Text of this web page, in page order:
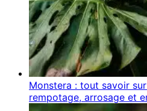
Monstera : tout savoir
rempotage, arrosage et